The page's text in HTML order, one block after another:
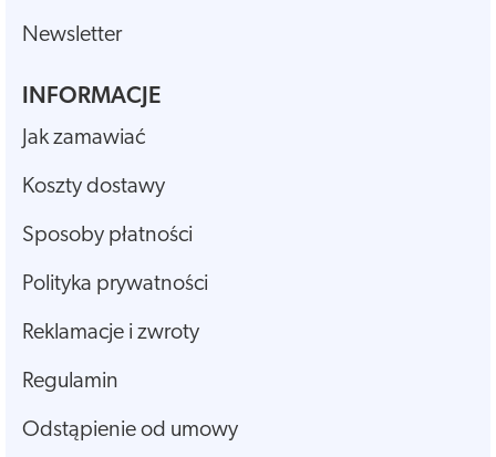
Newsletter
INFORMACJE
Jak zamawiać
Koszty dostawy
Sposoby płatności
Polityka prywatności
Reklamacje i zwroty
Regulamin
Odstąpienie od umowy